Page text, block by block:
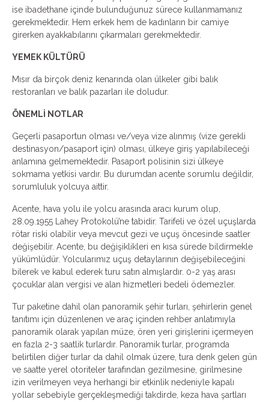
ise ibadethane içinde bulunduğunuz sürece kullanmamanız
gerekmektedir. Hem erkek hem de kadınların bir camiye
girerken ayakkabılarını çıkarmaları gerekmektedir.
YEMEK KÜLTÜRÜ
Mısır da birçok deniz kenarında olan ülkeler gibi balık
restoranları ve balık pazarları ile doludur.
ÖNEMLİ NOTLAR
Geçerli pasaportun olması ve/veya vize alınmış (vize gerekli
destinasyon/pasaport için) olması, ülkeye giriş yapılabileceği
anlamına gelmemektedir. Pasaport polisinin sizi ülkeye
sokmama yetkisi vardır. Bu durumdan acente sorumlu değildir,
sorumluluk yolcuya aittir.
Acente, hava yolu ile yolcu arasında aracı kurum olup,
28.09.1955 Lahey Protokolü’ne tabidir. Tarifeli ve özel uçuşlarda
rötar riski olabilir veya mevcut gezi ve uçuş öncesinde saatler
değişebilir. Acente, bu değişiklikleri en kısa sürede bildirmekle
yükümlüdür. Yolcularımız uçuş detaylarının değişebileceğini
bilerek ve kabul ederek turu satın almışlardır. 0-2 yaş arası
çocuklar alan vergisi ve alan hizmetleri bedeli ödemezler.
Tur paketine dahil olan panoramik şehir turları, şehirlerin genel
tanıtımı için düzenlenen ve araç içinden rehber anlatımıyla
panoramik olarak yapılan müze, ören yeri girişlerini içermeyen
en fazla 2-3 saatlik turlardır. Panoramik turlar, programda
belirtilen diğer turlar da dahil olmak üzere, tura denk gelen gün
ve saatte yerel otoriteler tarafından gezilmesine, girilmesine
izin verilmeyen veya herhangi bir etkinlik nedeniyle kapalı
yollar sebebiyle gerçekleşmediği takdirde, keza hava şartları